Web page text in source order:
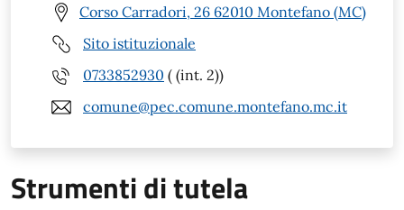
Corso Carradori, 26 62010 Montefano (MC)
Sito istituzionale
0733852930 ( (int. 2))
comune@pec.comune.montefano.mc.it
Strumenti di tutela